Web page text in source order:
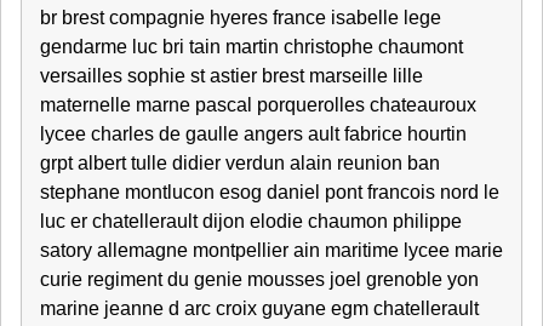
br brest compagnie hyeres france isabelle lege
gendarme luc bri tain martin christophe chaumont
versailles sophie st astier brest marseille lille
maternelle marne pascal porquerolles chateauroux
lycee charles de gaulle angers ault fabrice hourtin
grpt albert tulle didier verdun alain reunion ban
stephane montlucon esog daniel pont francois nord le
luc er chatellerault dijon elodie chaumon philippe
satory allemagne montpellier ain maritime lycee marie
curie regiment du genie mousses joel grenoble yon
marine jeanne d arc croix guyane egm chatellerault